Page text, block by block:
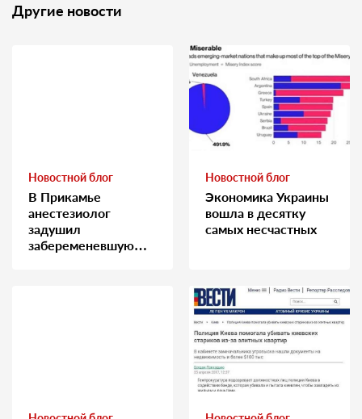
Другие новости
Новостной блог
В Прикамье
анестезиолог
задушил
забеременевшую
Новостной блог
Экономика Украины
вошла в десятку
самых несчастных